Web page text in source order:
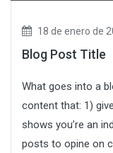
18 de enero de
Blog Post Title
What goes into a
content that: 1)
shows you’re an
posts to opine on